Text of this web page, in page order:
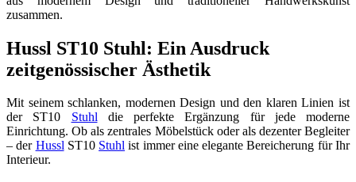
zusammen.
Hussl ST10 Stuhl: Ein Ausdruck
zeitgenössischer Ästhetik
Mit seinem schlanken, modernen Design und den klaren Linien ist
der ST10 Stuhldie perfekte Ergänzung für jede moderne
Einrichtung. Ob als zentrales Möbelstück oder als dezenter Begleiter
– der HusslST10 Stuhl ist immer eine elegante Bereicherung für Ihr
Interieur.